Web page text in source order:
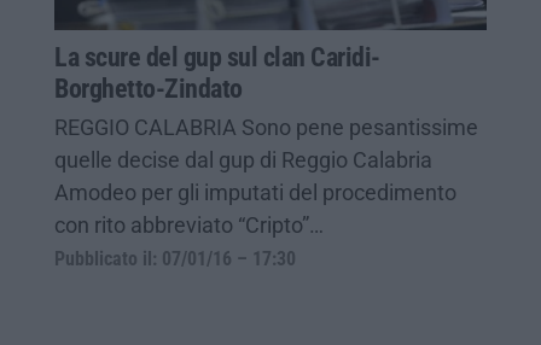
La scure del gup sul clan Caridi-
Borghetto-Zindato
REGGIO CALABRIA Sono pene pesantissime
quelle decise dal gup di Reggio Calabria
Amodeo per gli imputati del procedimento
con rito abbreviato “Cripto”…
Pubblicato il: 07/01/16 – 17:30